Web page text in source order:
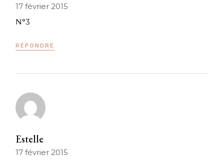
17 février 2015
N°3
RÉPONDRE
Estelle
17 février 2015